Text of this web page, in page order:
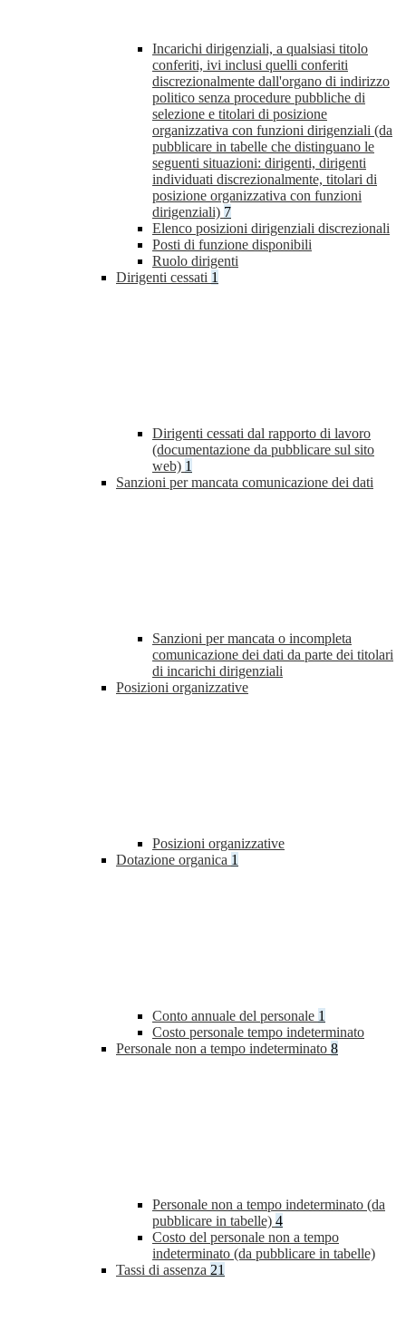
Incarichi dirigenziali, a qualsiasi titolo
conferiti, ivi inclusi quelli conferiti
discrezionalmente dall'organo di indirizzo
politico senza procedure pubbliche di
selezione e titolari di posizione
organizzativa con funzioni dirigenziali (da
pubblicare in tabelle che distinguano le
seguenti situazioni: dirigenti, dirigenti
individuati discrezionalmente, titolari di
posizione organizzativa con funzioni
dirigenziali) 7
Elenco posizioni dirigenziali discrezionali
Posti di funzione disponibili
Ruolo dirigenti
Dirigenti cessati 1
Dirigenti cessati dal rapporto di lavoro
(documentazione da pubblicare sul sito
web) 1
Sanzioni per mancata comunicazione dei dati
Sanzioni per mancata o incompleta
comunicazione dei dati da parte dei titolari
di incarichi dirigenziali
Posizioni organizzative
Posizioni organizzative
Dotazione organica 1
Conto annuale del personale 1
Costo personale tempo indeterminato
Personale non a tempo indeterminato 8
Personale non a tempo indeterminato (da
pubblicare in tabelle) 4
Costo del personale non a tempo
indeterminato (da pubblicare in tabelle)
Tassi di assenza 21